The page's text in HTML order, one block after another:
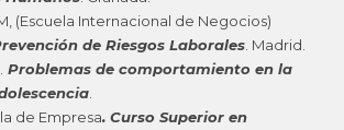
(Escuela Internacional de Negocios)
de Riesgos Laborales. Madrid.
Problemas de comportamiento en la
.
de Empresa. Curso Superior en